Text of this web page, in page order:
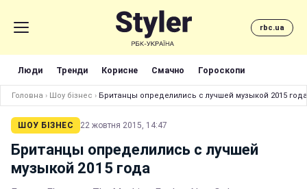
rbc.ua
Люди Тренди Корисне Смачно Гороскопи
Головна › Шоу бізнес › Британцы определились с лучшей музыкой 2015 года
ШОУ БІЗНЕС 22 жовтня 2015, 14:47
Британцы определились с лучшей
музыкой 2015 года